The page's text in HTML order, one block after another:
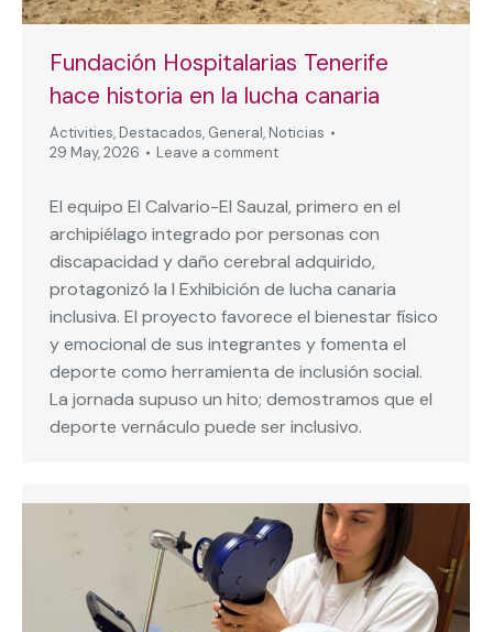
Fundación Hospitalarias Tenerife
hace historia en la lucha canaria
Activities, Destacados, General, Noticias
29 May, 2026
Leave a comment
El equipo El Calvario-El Sauzal, primero en el
archipiélago integrado por personas con
discapacidad y daño cerebral adquirido,
protagonizó la I Exhibición de lucha canaria
inclusiva. El proyecto favorece el bienestar físico
y emocional de sus integrantes y fomenta el
deporte como herramienta de inclusión social.
La jornada supuso un hito; demostramos que el
deporte vernáculo puede ser inclusivo.